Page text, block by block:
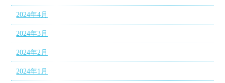
2024年4月
2024年3月
2024年2月
2024年1月